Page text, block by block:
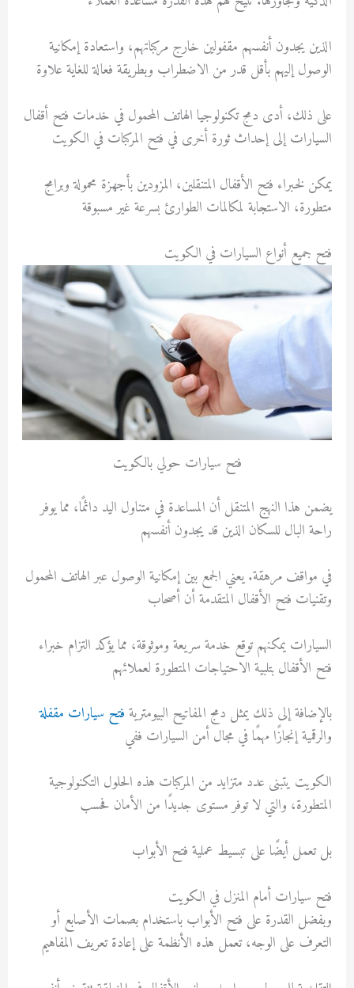
الذين يجدون أنفسهم مقفولين خارج مركباتهم، واستعادة إمكانية
الوصول إليهم بأقل قدر من الاضطراب وبطريقة فعالة للغاية علاوة
على ذلك، أدى دمج تكنولوجيا الهاتف المحمول في خدمات فتح أقفال
السيارات إلى إحداث ثورة أخرى في فتح المركبات في الكويت
يمكن لخبراء فتح الأقفال المتنقلين، المزودين بأجهزة محمولة وبرامج
متطورة، الاستجابة لمكالمات الطوارئ بسرعة غير مسبوقة
فتح جميع أنواع السيارات في الكويت
فتح سيارات حولي بالكويت
يضمن هذا النهج المتنقل أن المساعدة في متناول اليد دائمًا، مما يوفر
راحة البال للسكان الذين قد يجدون أنفسهم
في مواقف مرهقة. يعني الجمع بين إمكانية الوصول عبر الهاتف المحمول
وتقنيات فتح الأقفال المتقدمة أن أصحاب
السيارات يمكنهم توقع خدمة سريعة وموثوقة، مما يؤكد التزام خبراء
فتح الأقفال بتلبية الاحتياجات المتطورة لعملائهم
بالإضافة إلى ذلك يمثل دمج المفاتيح البيومتريةفتح سيارات مقفلة
والرقمية إنجازًا مهمًا في مجال أمن السيارات ففي
الكويت يتبنى عدد متزايد من المركبات هذه الحلول التكنولوجية
المتطورة، والتي لا توفر مستوى جديدًا من الأمان فحسب
بل تعمل أيضًا على تبسيط عملية فتح الأبواب
فتح سيارات أمام المنزل في الكويت
وبفضل القدرة على فتح الأبواب باستخدام بصمات الأصابع أو
التعرف على الوجه، تعمل هذه الأنظمة على إعادة تعريف المفاهيم